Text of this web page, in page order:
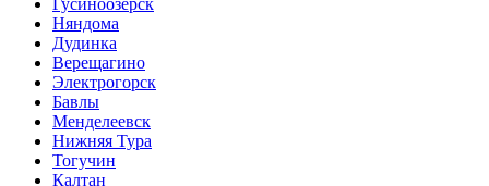
Няндома
Дудинка
Верещагино
Электрогорск
Бавлы
Менделеевск
Нижняя Тура
Тогучин
Калтан